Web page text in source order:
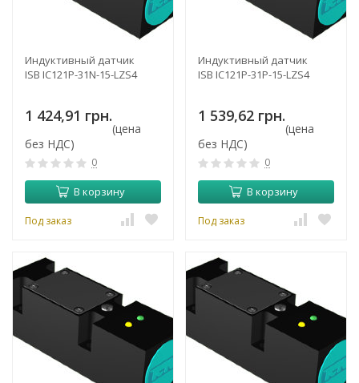
Индуктивный датчик
ISB IC121P-31N-15-LZS4
1 424,91 грн.
(цена
без НДС)
0
В корзину
Под заказ
Индуктивный датчик
ISB IC121P-31P-15-LZS4
1 539,62 грн.
(цена
без НДС)
0
В корзину
Под заказ